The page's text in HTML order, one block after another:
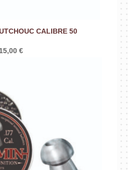
CALIBRE 50
15,00 €